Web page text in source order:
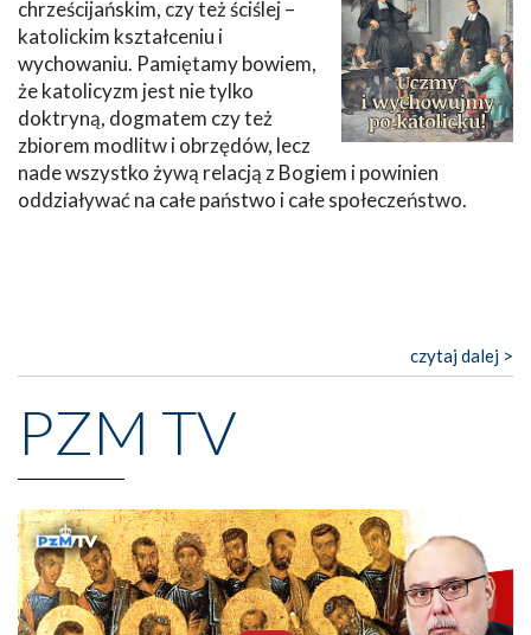
chrześcijańskim, czy też ściślej –
katolickim kształceniu i
wychowaniu. Pamiętamy bowiem,
że katolicyzm jest nie tylko
doktryną, dogmatem czy też
zbiorem modlitw i obrzędów, lecz
nade wszystko żywą relacją z Bogiem i powinien
oddziaływać na całe państwo i całe społeczeństwo.
czytaj dalej >
PZM TV